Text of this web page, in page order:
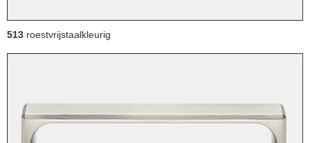
513 roestvrijstaalkleurig